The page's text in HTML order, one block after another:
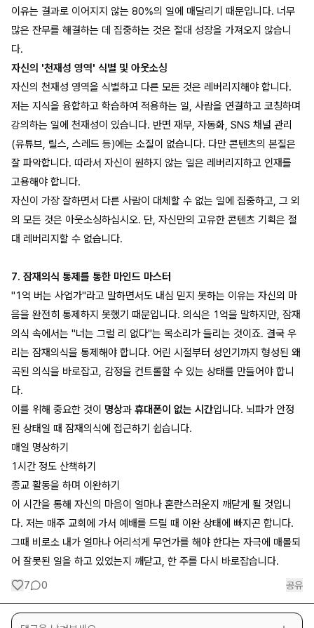
이유는 결과로 이어지지 않는 80%의 일에 매달리기 때문입니다. 너무
많은 잔무를 해결하는 데 집중하는 것은 절대 성장을 가져오지 않습니
다.
자신의 '천재성 영역' 식별 및 아웃소싱
자신의 천재성 영역을 식별하고 다른 모든 것은 레버리지해야 합니다.
저는 지식을 융합하고 학습하여 적용하는 일, 사람을 연결하고 코칭하며
강의하는 일에 천재성이 있습니다. 반면 재무, 자동화, SNS 채널 관리
(유튜브, 릴스, 스레드 등)에는 소질이 없습니다. 다만 콘텐츠의 본질은
잘 파악합니다. 따라서 자신이 원하지 않는 일은 레버리지하고 인재를
고용해야 합니다.
자신이 가장 잘하면서 다른 사람이 대체할 수 없는 일에 집중하고, 그 외
의 모든 것은 아웃소싱하십시오. 단, 자신만의 고유한 콘텐츠 기획은 절
대 레버리지할 수 없습니다.
7. 잠재의식 통제를 통한 마인드 마스터
"1억 버는 사업가"라고 말하면서도 내심 믿지 못하는 이유는 자신의 마
음을 완전히 통제하지 못했기 때문입니다. 의식은 1억을 말하지만, 잠재
의식 속에서는 "너는 그럴 리 없다"는 목소리가 들리는 것이죠. 결국 우
리는 잠재의식을 통제해야 합니다. 어린 시절부터 성인기까지 형성된 왜
곡된 의식을 바로잡고, 감정을 컨트롤할 수 있는 상태를 만들어야 합니
다.
이를 위해 중요한 것이 명상과 휴대폰이 없는 시간입니다. 뇌파가 안정
된 상태일 때 잠재의식에 접근하기 쉽습니다.
매일 명상하기
1시간 정도 산책하기
종교 활동을 하며 이완하기
이 시간을 통해 자신의 마음이 얼마나 혼란스러운지 깨닫게 될 것입니
다. 저는 매주 교회에 가서 예배를 드릴 때 이완 상태에 빠지곤 합니다.
그때 비로소 내가 얼마나 어리석게 무언가를 해야 한다는 자극에 매몰되
어 잘못된 일을 하고 있었는지 깨닫고, 한 주를 다시 바로잡습니다.
7 0 공유